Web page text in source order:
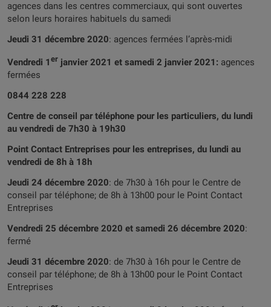
agences dans les centres commerciaux, qui sont ouvertes
selon leurs horaires habituels du samedi
Jeudi 31 décembre 2020: agences fermées l’après-midi
Vendredi 1 er janvier 2021 et samedi 2 janvier 2021: agences
fermées
0844 228 228
Centre de conseil par téléphone pour les particuliers, du lundi
au vendredi de 7h30 à 19h30
Point Contact Entreprises pour les entreprises, du lundi au
vendredi de 8h à 18h
Jeudi 24 décembre 2020: de 7h30 à 16h pour le Centre de
conseil par téléphone; de 8h à 13h00 pour le Point Contact
Entreprises
Vendredi 25 décembre 2020 et samedi 26 décembre 2020:
fermé
Jeudi 31 décembre 2020: de 7h30 à 16h pour le Centre de
conseil par téléphone; de 8h à 13h00 pour le Point Contact
Entreprises